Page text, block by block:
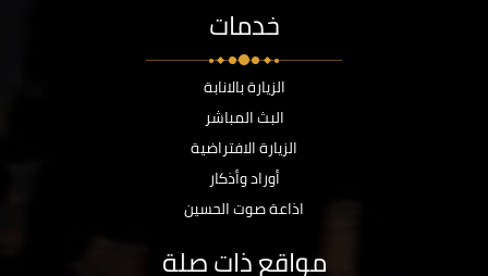
خدمات
الزيارة بالانابة
البث المباشر
الزيارة الافتراضية
أوراد وأذكار
اذاعة صوت الحسين
مواقع ذات صلة